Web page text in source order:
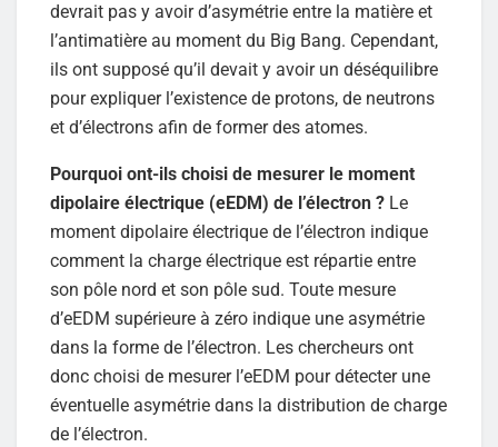
devrait pas y avoir d’asymétrie entre la matière et
l’antimatière au moment du Big Bang. Cependant,
ils ont supposé qu’il devait y avoir un déséquilibre
pour expliquer l’existence de protons, de neutrons
et d’électrons afin de former des atomes.
Pourquoi ont-ils choisi de mesurer le moment
dipolaire électrique (eEDM) de l’électron ? Le
moment dipolaire électrique de l’électron indique
comment la charge électrique est répartie entre
son pôle nord et son pôle sud. Toute mesure
d’eEDM supérieure à zéro indique une asymétrie
dans la forme de l’électron. Les chercheurs ont
donc choisi de mesurer l’eEDM pour détecter une
éventuelle asymétrie dans la distribution de charge
de l’électron.